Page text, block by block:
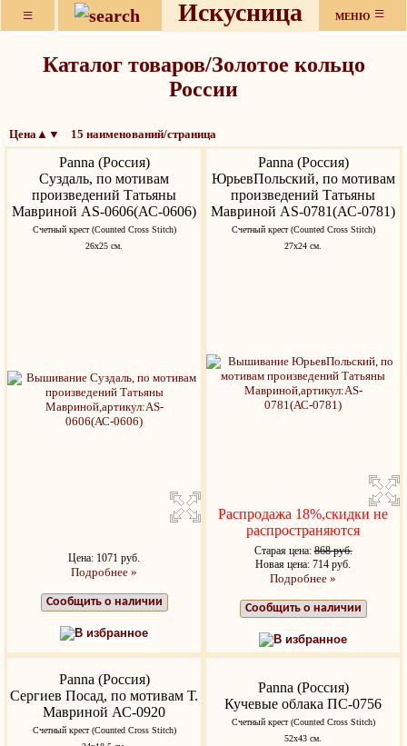
≡ Искусница МЕНЮ ≡
Каталог товаров/Золотое кольцо
России
Цена▲▼ 15 наименований/страница
Panna (Россия)
Суздаль, по мотивам
произведений Татьяны
Мавриной AS-0606(АС-0606)
Счетный крест (Counted Cross Stitch)
26х25 см.
Цена: 1071 руб.
Подробнее »
Сообщить о наличии
В избранное
Panna (Россия)
ЮрьевПольский, по мотивам
произведений Татьяны
Мавриной AS-0781(АС-0781)
Счетный крест (Counted Cross Stitch)
27х24 см.
Распродажа 18%,скидки не
распространяются
Старая цена:868 руб.
Новая цена: 714 руб.
Подробнее »
Сообщить о наличии
В избранное
Panna (Россия)
Сергиев Посад, по мотивам Т.
Мавриной АС-0920
Счетный крест (Counted Cross Stitch)
Panna (Россия)
Кучевые облака ПС-0756
Счетный крест (Counted Cross Stitch)
52х43 см.